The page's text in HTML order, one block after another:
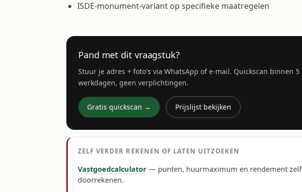
ISDE-monument-variant op specifieke maatregelen
Pand met dit vraagstuk?
Stuur je adres + foto's via WhatsApp of e-mail. Quickscan binnen 5
werkdagen, geen verplichtingen.
Gratis quickscan → Prijslijst bekijken
ZELF VERDER REKENEN OF LATEN UITZOEKEN
Vastgoedcalculator — punten, huurmaximum en rendement zelf
doorrekenen.